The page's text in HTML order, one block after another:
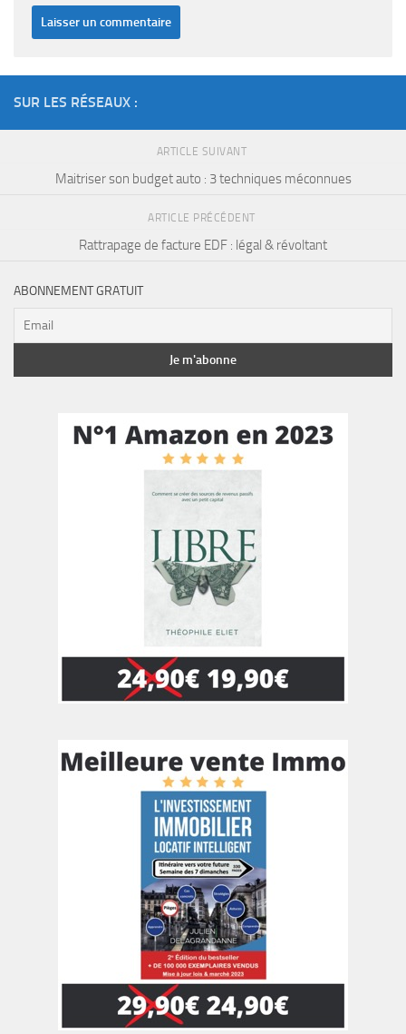
SUR LES RÉSEAUX :
ARTICLE SUIVANT
Maitriser son budget auto : 3 techniques méconnues
ARTICLE PRÉCÉDENT
Rattrapage de facture EDF : légal & révoltant
ABONNEMENT GRATUIT